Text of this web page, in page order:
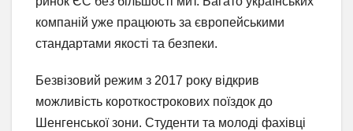
компаній уже працюють за європейськими
стандартами якості та безпеки.
Безвізовий режим з 2017 року відкрив
можливість короткострокових поїздок до
Шенгенської зони. Студенти та молоді фахівці